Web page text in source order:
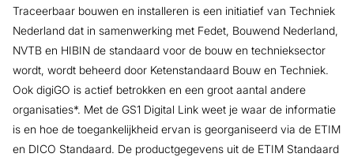
Traceerbaar bouwen en installeren is een initiatief van Techniek
Nederland dat in samenwerking met Fedet, Bouwend Nederland,
NVTB en HIBIN de standaard voor de bouw en technieksector
wordt, wordt beheerd door Ketenstandaard Bouw en Techniek.
Ook digiGO is actief betrokken en een groot aantal andere
organisaties*. Met de GS1 Digital Link weet je waar de informatie
is en hoe de toegankelijkheid ervan is georganiseerd via de ETIM
en DICO Standaard. De productgegevens uit de ETIM Standaard